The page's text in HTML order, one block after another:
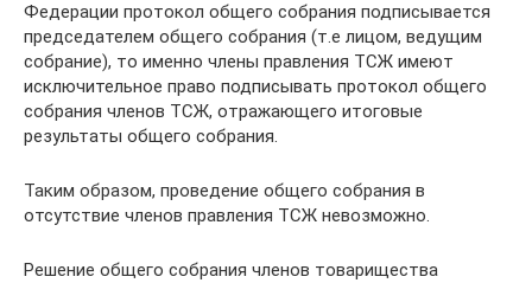
Федерации протокол общего собрания подписывается
председателем общего собрания (т.е лицом, ведущим
собрание), то именно члены правления ТСЖ имеют
исключительное право подписывать протокол общего
собрания членов ТСЖ, отражающего итоговые
результаты общего собрания.
Таким образом, проведение общего собрания в
отсутствие членов правления ТСЖ невозможно.
Решение общего собрания членов товарищества